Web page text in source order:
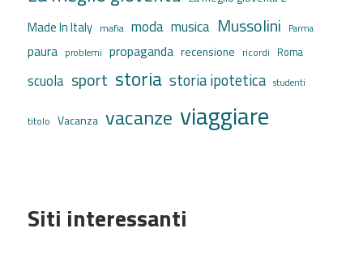
Made In Italy mafia moda musica Mussolini Parma
paura problemi propaganda recensione ricordi Roma
scuola sport storia storia ipotetica studenti
titolo Vacanza vacanze viaggiare
Siti interessanti